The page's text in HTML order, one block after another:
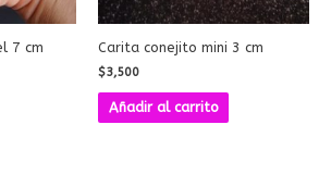
7 cm Carita conejito mini 3 cm
$3,500
Añadir al carrito